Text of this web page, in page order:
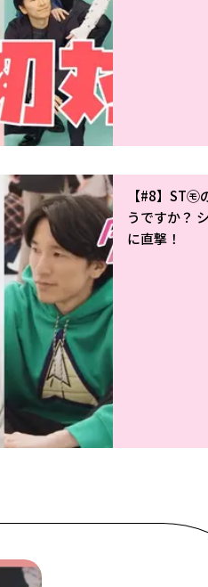
【#8】ST
うですか？
に直撃！